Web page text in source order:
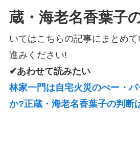
蔵・海老名香葉子
いてはこちらの記事にまとめ
進みください!
✔あわせて読みたい
林家一門は自宅火災のぺー・
か?正蔵・海老名香葉子の判